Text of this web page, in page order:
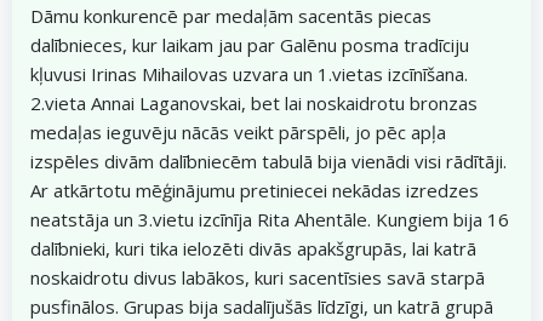
Dāmu konkurencē par medaļām sacentās piecas
dalībnieces, kur laikam jau par Galēnu posma tradīciju
kļuvusi Irinas Mihailovas uzvara un 1.vietas izcīnīšana.
2.vieta Annai Laganovskai, bet lai noskaidrotu bronzas
medaļas ieguvēju nācās veikt pārspēli, jo pēc apļa
izspēles divām dalībniecēm tabulā bija vienādi visi rādītāji.
Ar atkārtotu mēģinājumu pretiniecei nekādas izredzes
neatstāja un 3.vietu izcīnīja Rita Ahentāle. Kungiem bija 16
dalībnieki, kuri tika ielozēti divās apakšgrupās, lai katrā
noskaidrotu divus labākos, kuri sacentīsies savā starpā
pusfinālos. Grupas bija sadalījušās līdzīgi, un katrā grupā